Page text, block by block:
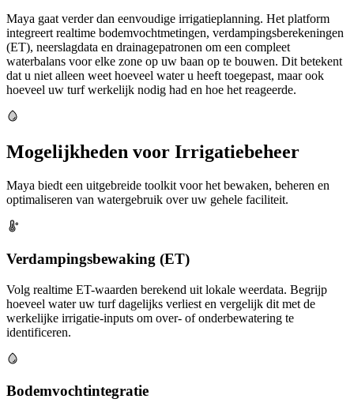
Maya gaat verder dan eenvoudige irrigatieplanning. Het platform
integreert realtime bodemvochtmetingen, verdampingsberekeningen
(ET), neerslagdata en drainagepatronen om een compleet
waterbalans voor elke zone op uw baan op te bouwen. Dit betekent
dat u niet alleen weet hoeveel water u heeft toegepast, maar ook
hoeveel uw turf werkelijk nodig had en hoe het reageerde.
Mogelijkheden voor Irrigatiebeheer
Maya biedt een uitgebreide toolkit voor het bewaken, beheren en
optimaliseren van watergebruik over uw gehele faciliteit.
Verdampingsbewaking (ET)
Volg realtime ET-waarden berekend uit lokale weerdata. Begrijp
hoeveel water uw turf dagelijks verliest en vergelijk dit met de
werkelijke irrigatie-inputs om over- of onderbewatering te
identificeren.
Bodemvochtintegratie